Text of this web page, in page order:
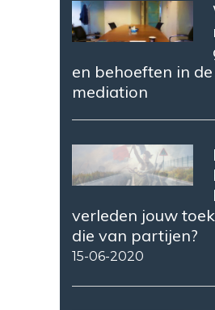
en behoeften in de
mediation
verleden jouw
die van partijen?
15-06-2020